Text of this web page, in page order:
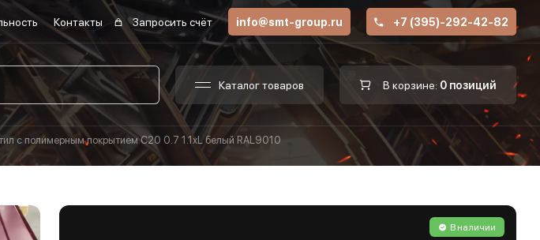
Контакты Запросить счёт info@smt-group.ru +7 (395)-292-42-82
Каталог товаров В корзине: 0 позиций
с полимерным покрытием С20 0.7 1.1хL белый RAL9010
В наличии